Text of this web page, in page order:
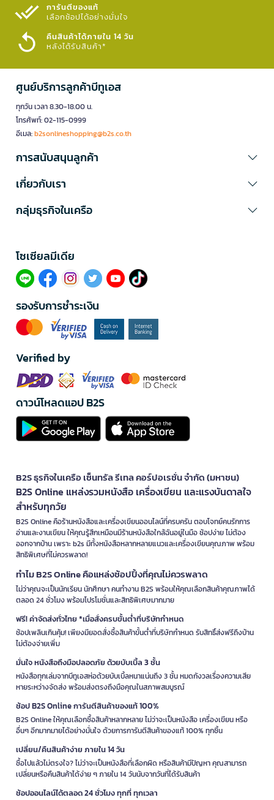
การันตีของแท้
เลือกช้อปได้อย่างมั่นใจ​
คืนสินค้าได้ภายใน 14 วัน
หลังได้รับสินค้า*
ศูนย์บริการลูกค้าบีทูเอส
ทุกวัน เวลา 8.30-18.00 น.
โทรศัพท์: 02-115-0999
อีเมล:b2sonlineshopping@b2s.co.th
การสนับสนุนลูกค้า
เกี่ยวกับเรา
กลุ่มธุรกิจในเครือ
โซเซียลมีเดีย​
รองรับการชำระเงิน
Verified by
ดาวน์โหลดแอป B2S
B2S ธุรกิจในเครือ เซ็นทรัล รีเทล คอร์ปอเรชั่น จำกัด (มหาชน)
B2S Online แหล่งรวมหนังสือ เครื่องเขียน และแรงบันดาลใจ
สำหรับทุกวัย
B2S Online คือร้านหนังสือและเครื่องเขียนออนไลน์ที่ครบครัน ตอบโจทย์คนรักการ
อ่านและงานเขียน ให้คุณรู้สึกเหมือนมีร้านหนังสือใกล้ฉันอยู่ในมือ ช้อปง่าย ไม่ต้อง
ออกจากบ้าน เพราะ b2s มีทั้งหนังสือหลากหลายแนวและเครื่องเขียนคุณภาพ พร้อม
สิทธิพิเศษที่ไม่ควรพลาด!
ทำไม B2S Online คือแหล่งช้อปปิ้งที่คุณไม่ควรพลาด
ไม่ว่าคุณจะเป็นนักเรียน นักศึกษา คนทำงาน B2S พร้อมให้คุณเลือกสินค้าคุณภาพได้
ตลอด 24 ชั่วโมง พร้อมโปรโมชั่นและสิทธิพิเศษมากมาย
ฟรี! ค่าจัดส่งทั่วไทย *เมื่อสั่งครบขั้นต่ำที่บริษัทกำหนด
ช้อปเพลินเกินคุ้ม! เพียงมียอดสั่งซื้อสินค้าขั้นต่ำที่บริษัทกำหนด รับสิทธิ์ส่งฟรีถึงบ้าน
ไม่ต้องจ่ายเพิ่ม
มั่นใจ หนังสือถึงมือปลอดภัย ด้วยบับเบิ้ล 3 ชั้น
หนังสือทุกเล่มจากบีทูเอสห่อด้วยบับเบิ้ลหนาแน่นถึง 3 ชั้น หมดกังวลเรื่องความเสีย
หายระหว่างจัดส่ง พร้อมส่งตรงถึงมือคุณในสภาพสมบูรณ์
ช้อป B2S Online การันตีสินค้าของแท้ 100%
B2S Online ให้คุณเลือกซื้อสินค้าหลากหลาย ไม่ว่าจะเป็นหนังสือ เครื่องเขียน หรือ
อื่นๆ อีกมากมายได้อย่างมั่นใจ ด้วยการการันตีสินค้าของแท้ 100% ทุกชิ้น
เปลี่ยน/คืนสินค้าง่าย ภายใน 14 วัน
ซื้อไปแล้วไม่ตรงใจ? ไม่ว่าจะเป็นหนังสือที่เลือกผิด หรือสินค้ามีปัญหา คุณสามารถ
เปลี่ยนหรือคืนสินค้าได้ง่าย ๆ ภายใน 14 วันนับจากวันที่ได้รับสินค้า
ช้อปออนไลน์ได้ตลอด 24 ชั่วโมง ทุกที่ ทุกเวลา